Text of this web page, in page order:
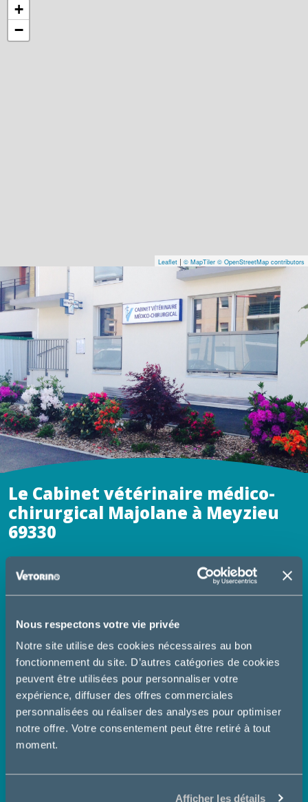
Nous respectons votre vie privée
Notre site utilise des cookies nécessaires au bon
fonctionnement du site. D’autres catégories de cookies
peuvent être utilisées pour personnaliser votre
expérience, diffuser des offres commerciales
personnalisées ou réaliser des analyses pour optimiser
notre offre. Votre consentement peut être retiré à tout
moment.
Afficher les détails
+
−
Leaflet | © MapTiler © OpenStreetMap contributors
Le Cabinet vétérinaire médico-
chirurgical Majolane à Meyzieu
69330
Notre équipe de vétérinaires et d'Auxiliaires Spécialisées
Vétérinaires (ASV) sont au service des propriétaires
d'animaux.
adaptés à vos compagnons, régulièrement renouvelés
de sorte à vous proposer en permanence des meilleures
conditions de soin possibles.
Lors de vos visites, n'hésitez pas à demander conseils à
nos ASV. Vous pouvez aussi prendre rendez-vous, vous
réapprovisionner en aliments, acheter divers produits
d'hygiène (shampooing), et anti-parasitaires (anti-
Nous vous souhaitons une bonne visite sur notre site.